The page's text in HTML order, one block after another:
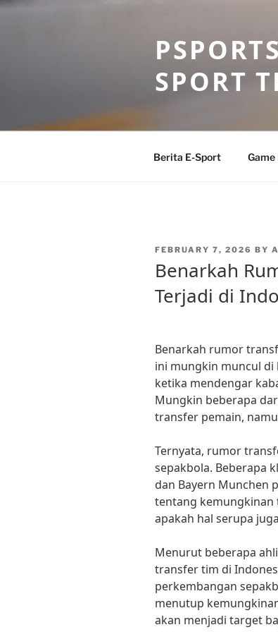
Skip
SPORT
Berita E-Sport Game
POSTED
FEBRUARY 7, 2026 BY
Benarkah
Terjadi di
Benarkah rumor
ini mungkin muncul di
ketika mendengar
Mungkin beberapa
transfer pemain,
Ternyata, rumor
sepakbola. Beberapa
dan Bayern Munchen
tentang kemungkinan
apakah hal serupa
Menurut beberapa
transfer tim di
perkembangan
menutup
akan menjadi target